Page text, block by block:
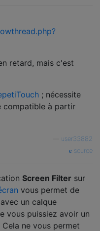
retard, mais c'est
; nécessite
compatible à partir
user33882
source
Screen Filter sur
vous permet de
un calque
vous puissiez avoir un
ne vous permet